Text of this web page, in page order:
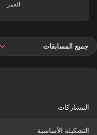
العمر
جميع المسابقات
المشاركات
التشكيلة الأساسية